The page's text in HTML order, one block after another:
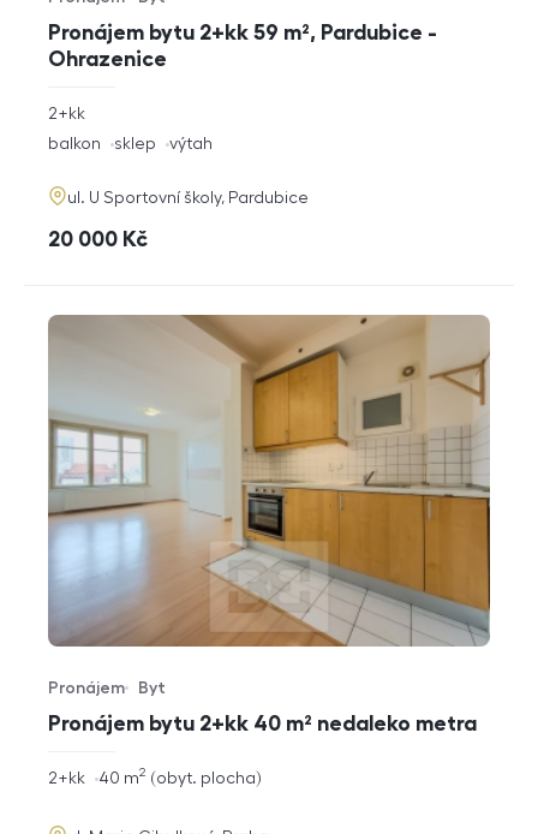
Pronájem bytu 2+kk 59 m², Pardubice -
Ohrazenice
Typ nabídky
Typ nemovitosti
rozměry
dispozice
2+kk
funkce
balkon sklep výtah
adresa
ul. U Sportovní školy, Pardubice
cena
20 000 Kč
Pronájem bytu 2+kk 40 m² nedaleko metra
Typ nabídky
Pronájem
Typ nemovitosti
Byt
rozměry
dispozice
2+kk obyt. plocha
40 m2